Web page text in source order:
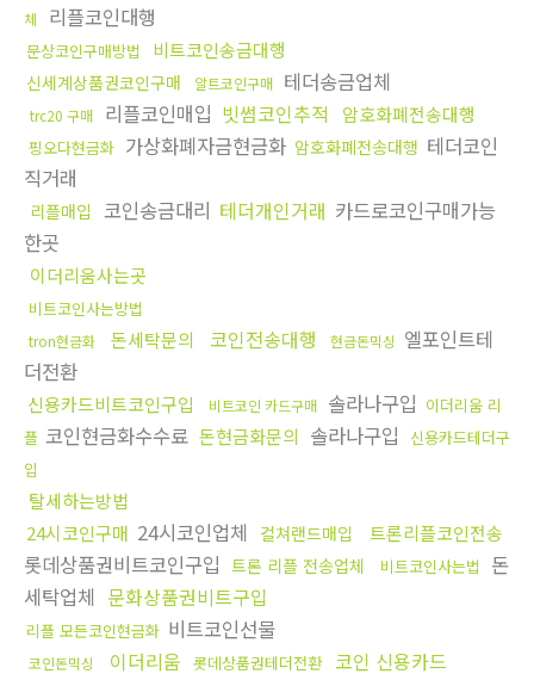
체
리플코인대행
문상코인구매방법 비트코인송금대행
신세계상품권코인구매 알트코인구매 테더송금업체
trc20 구매 리플코인매입 빗썸코인추적 암호화폐전송대행
핑오다현금화 가상화폐자금현금화 암호화폐전송대행 테더코인
직거래
리플매입 코인송금대리 테더개인거래 카드로코인구매가능
한곳
이더리움사는곳
비트코인사는방법
tron현금화 돈세탁문의 코인전송대행 현금돈믹싱 엘포인트테
더전환
신용카드비트코인구입 비트코인 카드구매 솔라나구입 이더리움 리
플 코인현금화수수료 돈현금화문의 솔라나구입
신용카드테더구
입
탈세하는방법
24시코인구매 24시코인업체 컬쳐랜드매입 트론리플코인전송
롯데상품권비트코인구입 트론 리플 전송업체 비트코인사는법
돈
세탁업체 문화상품권비트구입
리플 모든코인현금화 비트코인선물
코인돈믹싱 이더리움 롯데상품권테더전환 코인 신용카드